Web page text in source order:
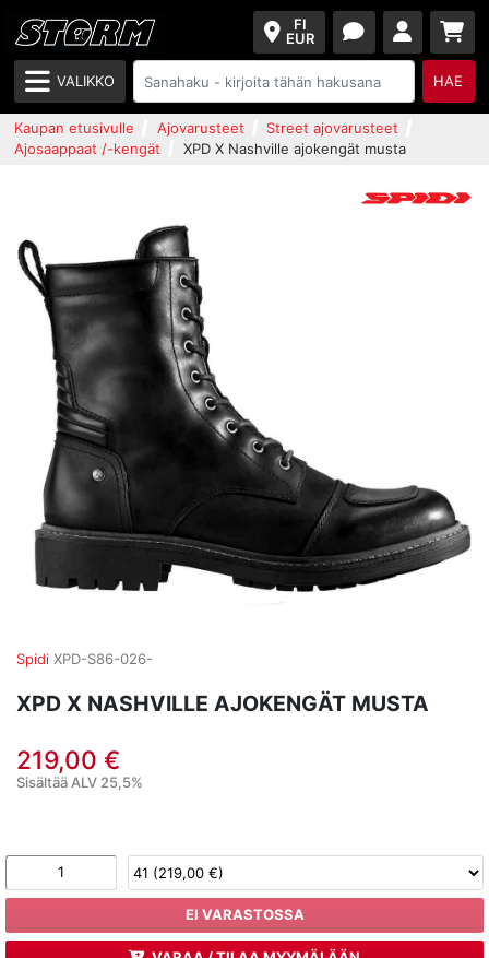
FI
EUR
VALIKKO HAE
Kaupan etusivulle Ajovarusteet
Street ajovarusteet
Ajosaappaat /-kengät
XPD X Nashville ajokengät musta
Spidi XPD-S86-026-
XPD X NASHVILLE AJOKENGÄT MUSTA
219,00 €
Sisältää ALV 25,5%
EI VARASTOSSA